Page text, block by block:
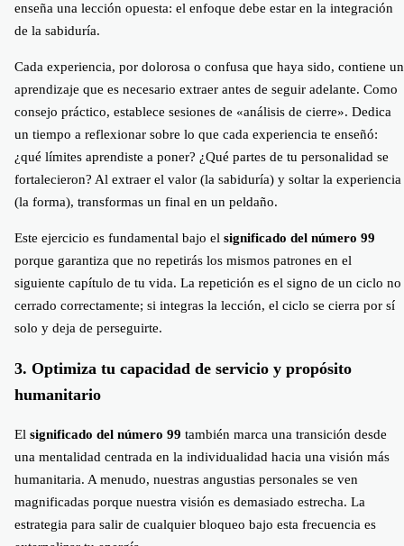
enseña una lección opuesta: el enfoque debe estar en la integración
de la sabiduría.
Cada experiencia, por dolorosa o confusa que haya sido, contiene un
aprendizaje que es necesario extraer antes de seguir adelante. Como
consejo práctico, establece sesiones de «análisis de cierre». Dedica
un tiempo a reflexionar sobre lo que cada experiencia te enseñó:
¿qué límites aprendiste a poner? ¿Qué partes de tu personalidad se
fortalecieron? Al extraer el valor (la sabiduría) y soltar la experiencia
(la forma), transformas un final en un peldaño.
Este ejercicio es fundamental bajo el significado del número 99
porque garantiza que no repetirás los mismos patrones en el
siguiente capítulo de tu vida. La repetición es el signo de un ciclo no
cerrado correctamente; si integras la lección, el ciclo se cierra por sí
solo y deja de perseguirte.
3. Optimiza tu capacidad de servicio y propósito
humanitario
El significado del número 99 también marca una transición desde
una mentalidad centrada en la individualidad hacia una visión más
humanitaria. A menudo, nuestras angustias personales se ven
magnificadas porque nuestra visión es demasiado estrecha. La
estrategia para salir de cualquier bloqueo bajo esta frecuencia es